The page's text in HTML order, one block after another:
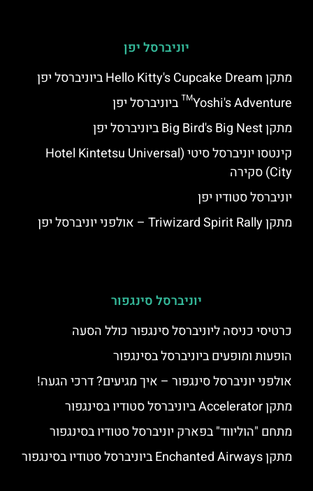
יוניברסל יפן
מתקן Hello Kitty's Cupcake Dream ביוניברסל יפן
Yoshi's Adventure™ ביוניברסל יפן
מתקן Big Bird's Big Nest ביוניברסל יפן
קינטסו יוניברסל סיטי (Hotel Kintetsu Universal
City) סקירה
יוניברסל סטודיו יפן
מתקן Triwizard Spirit Rally – אולפני יוניברסל יפן
יוניברסל סינגפור
כרטיסי כניסה ליוניברסל סינגפור כולל הסעה
הופעות ומופעים ביוניברסל בסינגפור
אולפני יוניברסל סינגפור – איך מגיעים? דרכי הגעה!
מתקן Accelerator ביוניברסל סטודיו בסינגפור
מתחם "הוליווד" בפארק יוניברסל סטודיו בסינגפור
מתקן Enchanted Airways ביוניברסל סטודיו בסינגפור